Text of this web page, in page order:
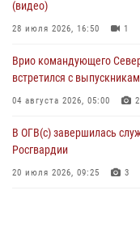
Росгвардейцы приняли
посвящённой 83‑й
05 августа 2026, 12:13 1
(видео)
28 июля 2026, 16:50 1
Врио командующего
встретился с
04 августа 2026, 05:00 2
В ОГВ(с) завершилась
Росгвардии
20 июля 2026, 09:25 3